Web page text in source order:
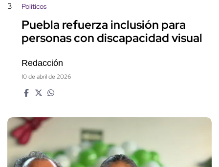
3 Políticos
Puebla refuerza inclusión para
personas con discapacidad visual
Redacción
10 de abril de 2026